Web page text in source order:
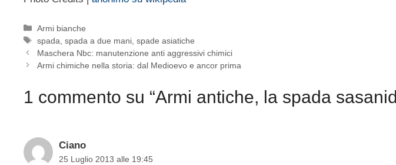
Categorie
Armi bianche
Tag
spada ,spada a due mani ,spade asiatiche
Maschera Nbc: manutenzione anti aggressivi chimici
Armi chimiche nella storia: dal Medioevo e ancor prima
1 commento su “Armi antiche, la spada
Ciano
25 Luglio 2013 alle 19:45